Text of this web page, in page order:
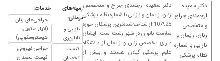
دکتر سعیده
ارجمندی جراح
و متخصص
زنان، زایمان و
نازایی با شماره
نظام پزشکی
دکتر سعیده ارجمندی جراح و متخصص
زنان، زایمان و نازایی با شماره نظام پزشکی
107925 از شناخته‌شده‌ترین پزشکان حوزه
سلامت بانوان در شهر رشت است. ایشان
دارای تخصص زنان و زایمان از دانشگاه
علوم پزشکی گیلان هستند و بیش از
زمینه‌های
درمانی:
نازایی و
ناباروری
کیست
تخمدان
خدمات:
جراحی‌های زنان
(لاپاراسکوپی،
هیستروسکوپی)
جراحی فیبروم و
کیست تخمدان